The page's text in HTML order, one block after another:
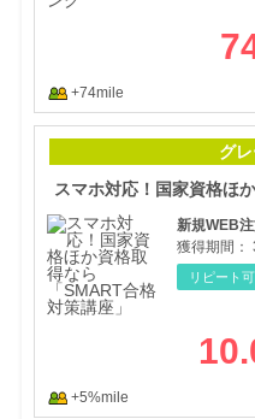
+74mile
グ
新規WEB
獲得期間：
リピート可
+5%mile